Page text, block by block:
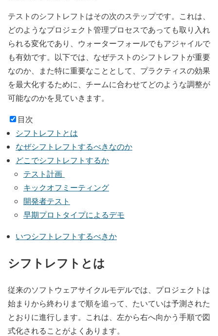
テストのシフトレフトはその次のステップです。これは、
どのようなプロジェクト管理プロセスであっても取り入れ
られる変化であり、ウォーターフォールでもアジャイルで
も有効です。以下では、なぜテストのシフトレフトが重要
なのか、また特に重要なこととして、プラクティスの効果
を最大化するために、チームに合わせてどのような調整が
可能なのかを見ていきます。
目次
シフトレフトとは
なぜシフトレフトするべきなのか
どこでシフトレフトするか
テスト計画
キックオフミーティング
開発者テスト
早期プロトタイプによるデモ
いつシフトレフトするべきか
シフトレフトとは
従来のソフトウェアサイクルモデルでは、プロジェクトは
始まりから終わりまで順を追って、たいていは予測された
とおりに進行します。これは、左から右へ向かう手順で図
式化されることがよくあります。